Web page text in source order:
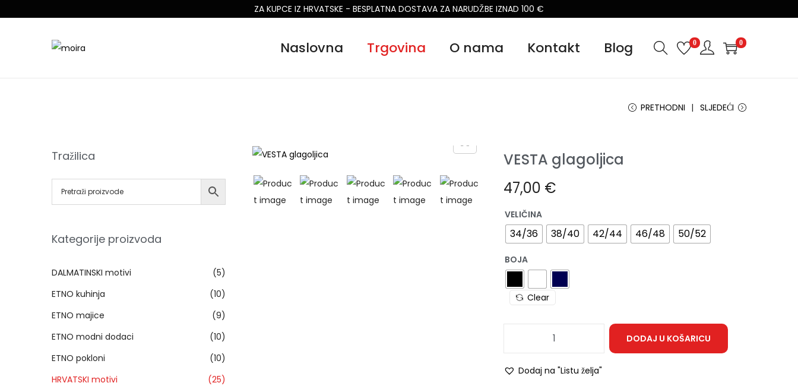
ZA KUPCE IZ HRVATSKE - BESPLATNA DOSTAVA ZA NARUDŽBE IZNAD 100 €
Naslovna Trgovina O nama Kontakt Blog 0 0
PRETHODNI SLJEDEĆI
VESTA glagoljica
47,00 €
VELIČINA
34/36 38/40 42/44 46/48 50/52
BOJA
Clear
DODAJ U KOŠARICU
Dodaj na "Listu želja"
Tražilica
Kategorije proizvoda
DALMATINSKI motivi
(5)
ETNO kuhinja
(10)
ETNO majice
(9)
ETNO modni dodaci
(10)
ETNO pokloni
(10)
HRVATSKI motivi
(25)